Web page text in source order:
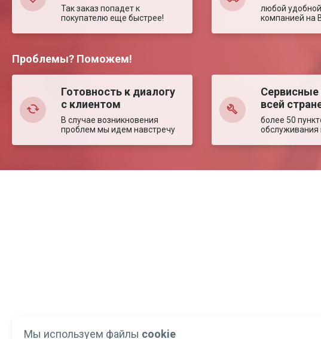
Так заказ попадет к
покупателю еще быстрее!
любой
компанией на
Проблемы? Поможем!
Готовность к диалогу
с клиентом
В случае возникновения
проблем мы идем навстречу
всей
более 50
обслуживания
Мы используем файлы cookie